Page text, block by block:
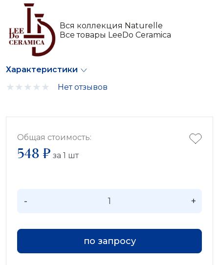
Вся коллекция Naturelle
Все товары LeeDo Ceramica
Характеристики
Нет отзывов
Общая стоимость:
548 ₽ за 1 шт
- +
по запросу